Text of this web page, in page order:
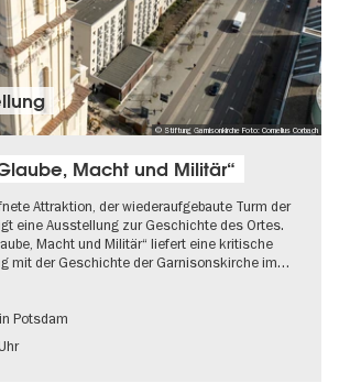
© Stiftung Garnisonkirche Foto: Cornelius Corbach
Macht und Militär“
Attraktion, der wiederaufgebaute Turm der
eine Ausstellung zur Geschichte des Ortes.
Macht und Militär“ liefert eine kritische
mit der Geschichte der Garnisonskirche im…
Potsdam